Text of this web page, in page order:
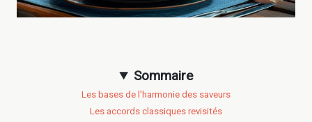
Sommaire
Les bases de l'harmonie des saveurs
Les accords classiques revisités